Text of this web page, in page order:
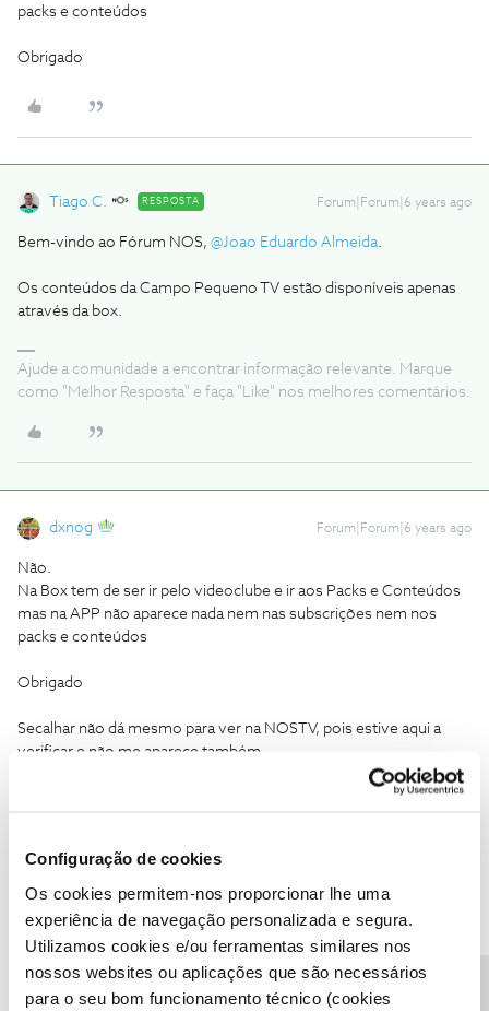
Configuração de cookies
Os cookies permitem-nos proporcionar lhe uma
experiência de navegação personalizada e segura.
Utilizamos cookies e/ou ferramentas similares nos
nossos websites ou aplicações que são necessários
para o seu bom funcionamento técnico (cookies
packs e conteúdos
Obrigado
Tiago C. RESPOSTA Forum|Forum|6 years ago
Bem-vindo ao Fórum NOS, @Joao Eduardo Almeida.
Os conteúdos da Campo Pequeno TV estão disponíveis apenas
através da box.
Ajude a comunidade a encontrar informação relevante. Marque
como "Melhor Resposta" e faça "Like" nos melhores comentários.
dxnog Forum|Forum|6 years ago
Não.
Na Box tem de ser ir pelo videoclube e ir aos Packs e Conteúdos
mas na APP não aparece nada nem nas subscrições nem nos
packs e conteúdos
Obrigado
Secalhar não dá mesmo para ver na NOSTV, pois estive aqui a
verificar e não me aparece também.
No entanto aparecem outros packs que não tenho ativos para
CATARINA ILDEFONSO ALVES Forum|Forum|5 years ago